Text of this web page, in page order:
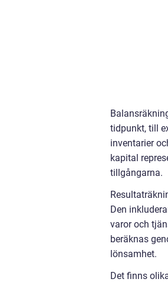
tidpunkt, till
inventarier
kapital
tillgångarna.
Den
varor och
beräknas
lönsamhet.
Det finns